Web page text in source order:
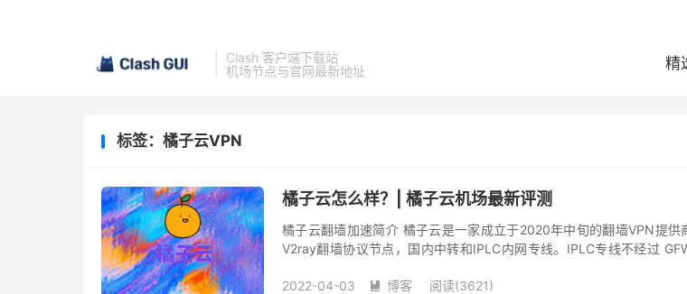
Clash 客户端下载站
机场节点与官网最新地址
精
标签：橘子云VPN
橘子云怎么样？| 橘子云机场最新评测
橘子云翻墙加速简介 橘子云是一家成立于2020年中旬的翻墙VPN提供
V2ray翻墙协议节点，国内中转和IPLC内网专线。IPLC专线不经过
2022-04-03  博客 阅读(3621)